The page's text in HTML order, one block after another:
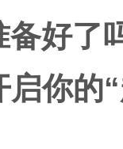
备好了
你的